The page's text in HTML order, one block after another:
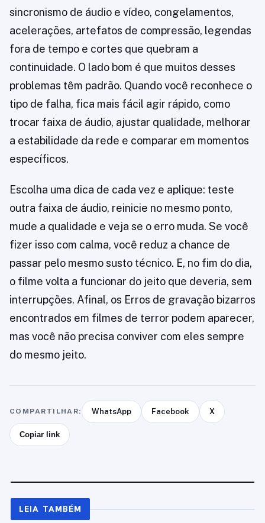
sincronismo de áudio e vídeo, congelamentos,
acelerações, artefatos de compressão, legendas
fora de tempo e cortes que quebram a
continuidade. O lado bom é que muitos desses
problemas têm padrão. Quando você reconhece o
tipo de falha, fica mais fácil agir rápido, como
trocar faixa de áudio, ajustar qualidade, melhorar
a estabilidade da rede e comparar em momentos
específicos.
Escolha uma dica de cada vez e aplique: teste
outra faixa de áudio, reinicie no mesmo ponto,
mude a qualidade e veja se o erro muda. Se você
fizer isso com calma, você reduz a chance de
passar pelo mesmo susto técnico. E, no fim do dia,
o filme volta a funcionar do jeito que deveria, sem
interrupções. Afinal, os Erros de gravação bizarros
encontrados em filmes de terror podem aparecer,
mas você não precisa conviver com eles sempre
do mesmo jeito.
COMPARTILHAR: WhatsApp Facebook X
Copiar link
LEIA TAMBÉM